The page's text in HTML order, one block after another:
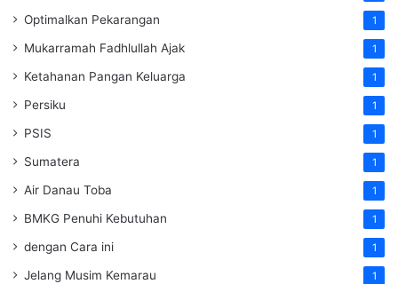
Optimalkan Pekarangan 1
Mukarramah Fadhlullah Ajak 1
Ketahanan Pangan Keluarga 1
Persiku 1
PSIS 1
Sumatera 1
Air Danau Toba 1
BMKG Penuhi Kebutuhan 1
dengan Cara ini 1
Jelang Musim Kemarau 1